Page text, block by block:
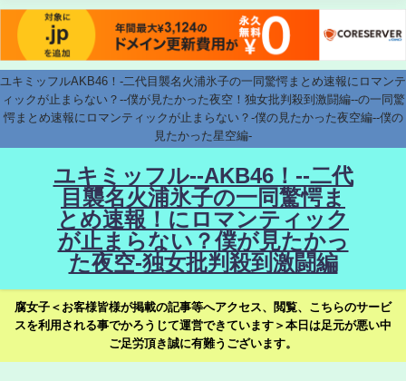
ユキミッフルAKB46！-二代目襲名火浦氷子の一同驚愕まとめ速報にロマンテ
ィックが止まらない？--僕が見たかった夜空！独女批判殺到激闘編--の一同驚
愕まとめ速報にロマンティックが止まらない？-僕の見たかった夜空編--僕の
見たかった星空編-
ユキミッフル--AKB46！--二代
目襲名火浦氷子の一同驚愕ま
とめ速報！にロマンティック
が止まらない？僕が見たかっ
た夜空-独女批判殺到激闘編
腐女子＜お客様皆様が掲載の記事等へアクセス、閲覧、こちらのサービ
スを利用される事でかろうじて運営できています＞本日は足元が悪い中
ご足労頂き誠に有難うございます。